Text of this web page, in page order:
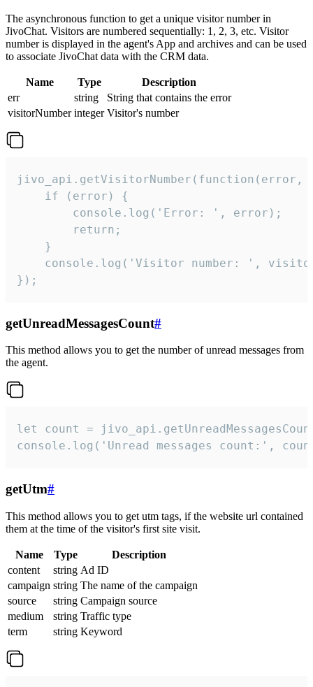
The asynchronous function to get a unique visitor number in
JivoChat. Visitors are numbered sequentially: 1, 2, 3, etc. Visitor
number is displayed in the agent's App and archives and can be used
to associate JivoChat data with the CRM data.
Name Type
Description
err
string
String that contains the error
visitorNumber integer Visitor's number
jivo_api.getVisitorNumber(function(error,
    if (error) {
        console.log('Error: ', error);
        return;
    }
console.log('Visitor number: ',
});
getUnreadMessagesCount#
This method allows you to get the number of unread messages from
the agent.
let count =
console.log('Unread messages count:',
getUtm#
This method allows you to get utm tags, if the website url contained
them at the time of the visitor's first site visit.
Name Type
Description
content
string Ad ID
campaign string The name of the campaign
source
string Campaign source
medium
string Traffic type
term
string Keyword